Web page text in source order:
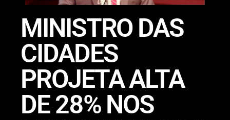
MINISTRO DAS
CIDADES
PROJETA ALTA
DE 28% NOS